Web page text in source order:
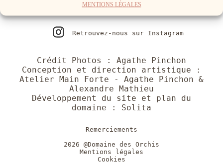
MENTIONS LÉGALES
Retrouvez-nous sur Instagram
Crédit Photos : Agathe Pinchon
Conception et direction artistique :
Atelier Main Forte - Agathe Pinchon &
Alexandre Mathieu
Développement du site et plan du
domaine : Solita
Remerciements
2026 @Domaine des Orchis
Mentions légales
Cookies